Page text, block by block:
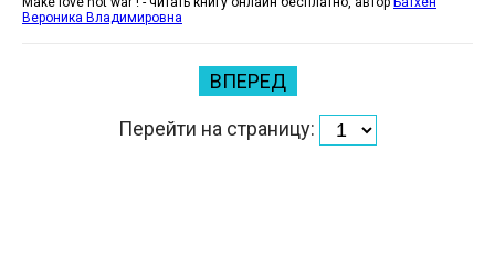
Вероника Владимировна
ВПЕРЕД
Перейти на страницу: